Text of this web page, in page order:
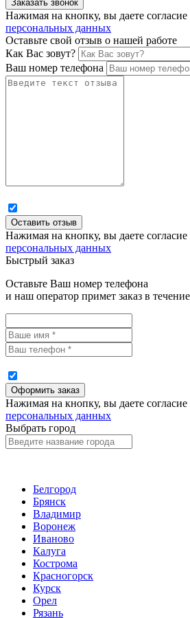
Нажимая на кнопку, вы даете согласие
персональных данных
Оставьте свой отзыв о нашей работе
Как Вас зовут?
Ваш номер телефона
Нажимая на кнопку, вы даете согласие
персональных данных
Быстрый заказ
Оставьте Ваш номер телефона
и наш оператор примет заказ в
Нажимая на кнопку, вы даете согласие
персональных данных
Выбрать город
Белгород
Брянск
Владимир
Воронеж
Иваново
Калуга
Кострома
Красногорск
Курск
Орел
Рязань